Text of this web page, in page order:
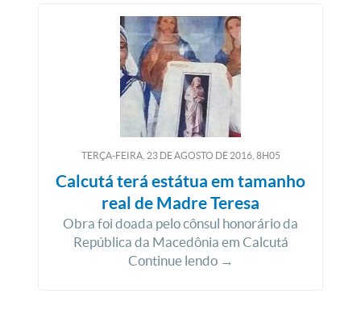
TERÇA-FEIRA, 23DEAGOSTO DE2016, 8H05
Calcutá terá estátua em tamanho
real de Madre Teresa
Obra foi doada pelo cônsul honorário da
República da Macedônia em Calcutá
Continue lendo →